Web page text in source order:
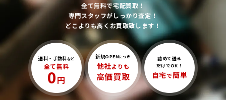
全て無料で宅配買取！
専門スタッフがしっかり査定！
どこよりも高くお買取致します！
送料・手数料など
全て無料
0円
新規OPEN につき
他社よりも
高価買取
詰めて送る
だけでOK！
自宅で簡単